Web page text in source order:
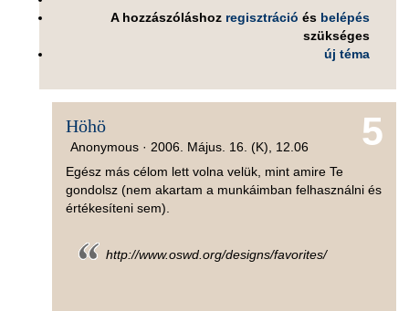
A hozzászóláshoz regisztráció és belépés
szükséges
új téma
5
Höhö
Anonymous · 2006. Május. 16. (K), 12.06
Egész más célom lett volna velük, mint amire Te
gondolsz (nem akartam a munkáimban felhasználni és
értékesíteni sem).
http://www.oswd.org/designs/favorites/